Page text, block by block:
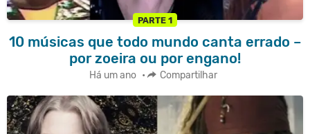
PARTE 1
10 músicas que todo mundo canta errado –
por zoeira ou por engano!
Há um ano • Compartilhar